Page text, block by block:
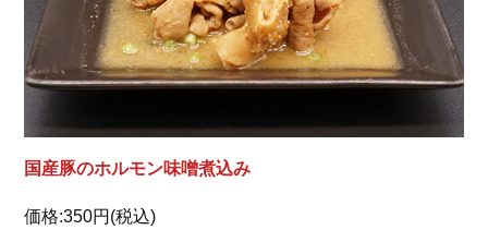
国産豚のホルモン味噌煮込み
価格:350円(税込)